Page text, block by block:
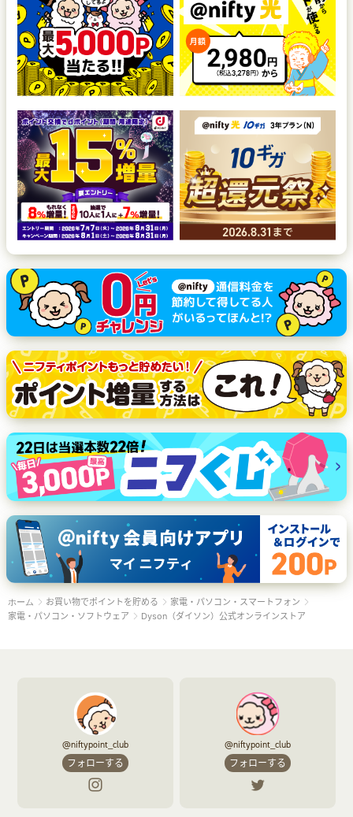
ホーム お買い物でポイントを貯める
家電・パソコン・スマートフォン
家電・パソコン・ソフトウェア
Dyson（ダイソン）公式オンラインストア
@niftypoint_club
フォローする
@niftypoint_club
フォローする